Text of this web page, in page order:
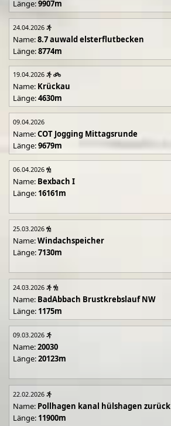
Länge:9907m
24.04.2026
Name:8.7 auwald elsterflutbecken
Länge:8774m
19.04.2026
Name: Krückau
Länge:4630m
09.04.2026
Name:COT Jogging Mittagsrunde
Länge:9679m
06.04.2026
Name: Bexbach I
Länge: 16161m
25.03.2026
Name:Windachspeicher
Länge:7130m
24.03.2026
Name: BadAbbach Brustkrebslauf NW
Länge: 1175m
09.03.2026
Name:20030
Länge:20123m
22.02.2026
Name: Pollhagen kanal hülshagen zurück
Länge: 11900m